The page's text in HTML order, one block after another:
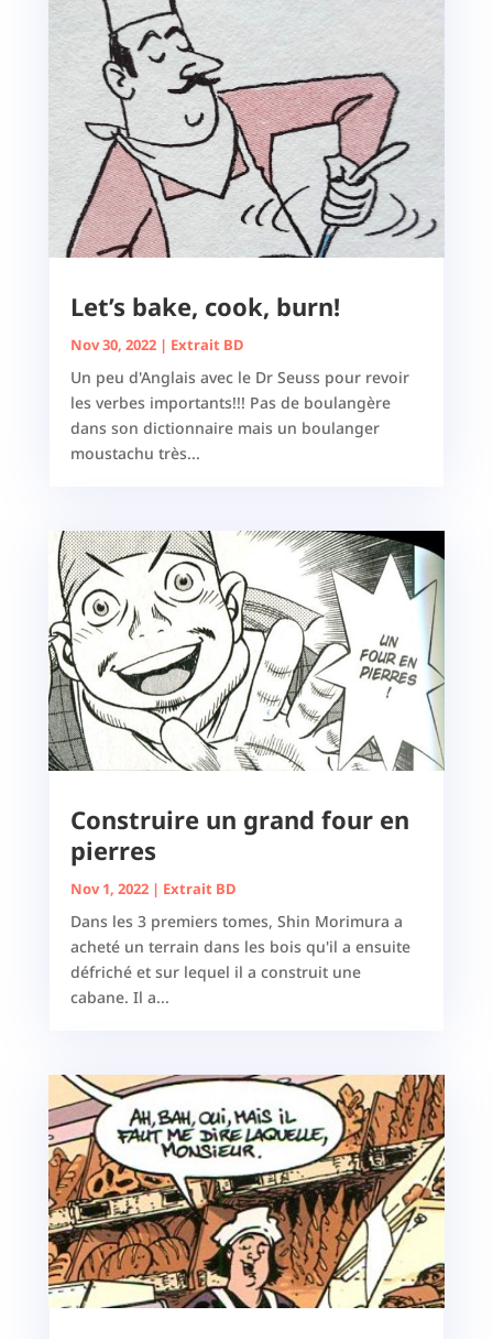
Let’s bake, cook, burn!
Nov 30, 2022| Extrait BD
Un peu d'Anglais avec le Dr Seuss pour revoir
les verbes importants!!! Pas de boulangère
dans son dictionnaire mais un boulanger
moustachu très...
Construire un grand four en
pierres
Nov 1, 2022| Extrait BD
Dans les 3 premiers tomes, Shin Morimura a
acheté un terrain dans les bois qu'il a ensuite
défriché et sur lequel il a construit une
cabane. Il a...